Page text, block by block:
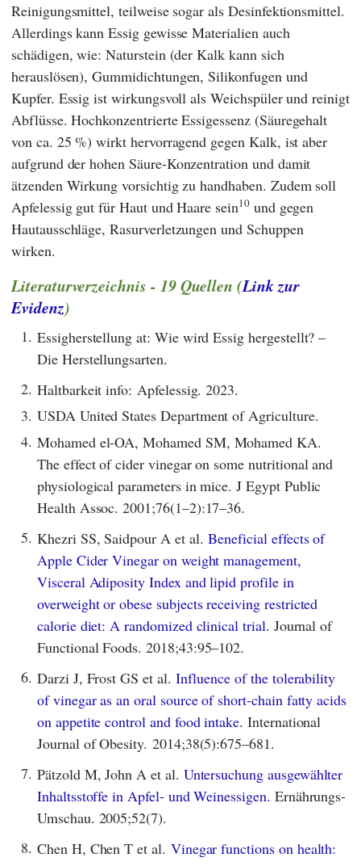
Reinigungsmittel, teilweise sogar als Desinfektionsmittel.
Allerdings kann Essig gewisse Materialien auch
schädigen, wie: Naturstein (der Kalk kann sich
herauslösen), Gummidichtungen, Silikonfugen und
Kupfer. Essig ist wirkungsvoll als Weichspüler und reinigt
Abflüsse. Hochkonzentrierte Essigessenz (Säuregehalt
von ca. 25 %) wirkt hervorragend gegen Kalk, ist aber
aufgrund der hohen Säure-Konzentration und damit
ätzenden Wirkung vorsichtig zu handhaben. Zudem soll
Apfelessig gut für Haut und Haare sein10und gegen
Hautausschläge, Rasurverletzungen und Schuppen
wirken.
Literaturverzeichnis - 19 Quellen (Link zur
Evidenz)
1. Essigherstellung at: Wie wird Essig hergestellt? –
Die Herstellungsarten.
2. Haltbarkeit info: Apfelessig. 2023.
3. USDA United States Department of Agriculture.
4. Mohamed el-OA, Mohamed SM, Mohamed KA.
The effect of cider vinegar on some nutritional and
physiological parameters in mice. J Egypt Public
Health Assoc. 2001;76(1–2):17–36.
5. Khezri SS, Saidpour A et al.Beneficial effects of
Apple Cider Vinegar on weight management,
Visceral Adiposity Index and lipid profile in
overweight or obese subjects receiving restricted
calorie diet: A randomized clinical trial. Journal of
Functional Foods. 2018;43:95–102.
6. Darzi J, Frost GS et al. Influence of the tolerability
of vinegar as an oral source of short-chain fatty acids
on appetite control and food intake. International
Journal of Obesity. 2014;38(5):675–681.
7. Pätzold M, John A et al. Untersuchung ausgewählter
Inhaltsstoffe in Apfel- und Weinessigen. Ernährungs-
Umschau. 2005;52(7).
8. Chen H, Chen T et al. Vinegar functions on health: